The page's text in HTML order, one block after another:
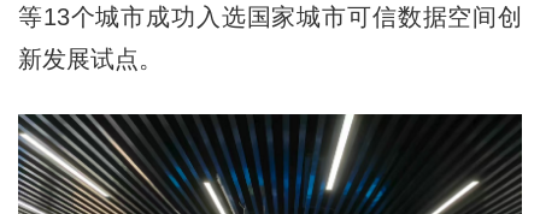
等13个城市成功入选国家城市可信数据空间创
新发展试点。